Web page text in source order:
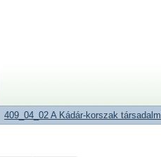
409_04_02 A Kádár-korszak